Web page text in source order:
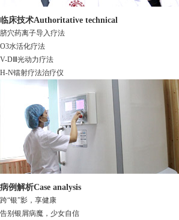
临床技术Authoritative technical
脐穴药离子导入疗法
O3水活化疗法
V-DⅢ光动力疗法
H-N镭射疗法治疗仪
病例解析Case analysis
跨“银”影，享健康
告别银屑病魔，少女自信